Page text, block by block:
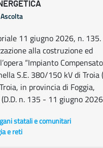
Ascolta
11 giugno 2026, n. 135.
alla costruzione ed
“Impianto
S.E. 380/150 kV di Troia
in provincia di Foggia,
n. 135 - 11 giugno
statali e comunitari
e reti